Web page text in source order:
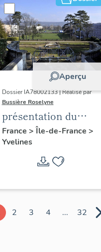
Aperçu
Dossier IA78002133 | Réalisé par
Bussière Roselyne
présentation du
diagnostic
patrimonial, urbain
et paysager de Seine-
France > Île-de-France >
Yvelines
2 3 4 ... 32